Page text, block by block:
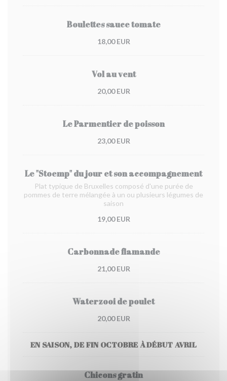
Boulettes sauce tomate
18,00 EUR
Vol au vent
20,00 EUR
Le Parmentier de poisson
23,00 EUR
Le "Stoemp" du jour et son accompagnement
Plat typique de Bruxelles composé d'une purée de
pommes de terre mélangée à un ou plusieurs légumes de
saison
19,00 EUR
Carbonnade flamande
21,00 EUR
Waterzooi de poulet
20,00 EUR
EN SAISON, DE FIN OCTOBRE À DÉBUT AVRIL
Chicons gratin